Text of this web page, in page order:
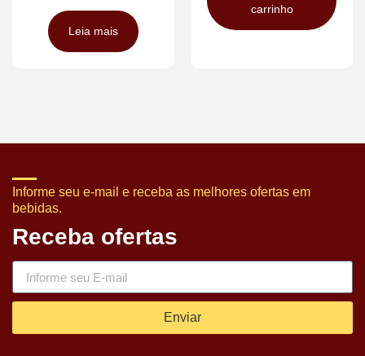
Leia mais
carrinho
Informe seu e-mail e receba as melhores ofertas em
bebidas.
Receba ofertas
Enviar